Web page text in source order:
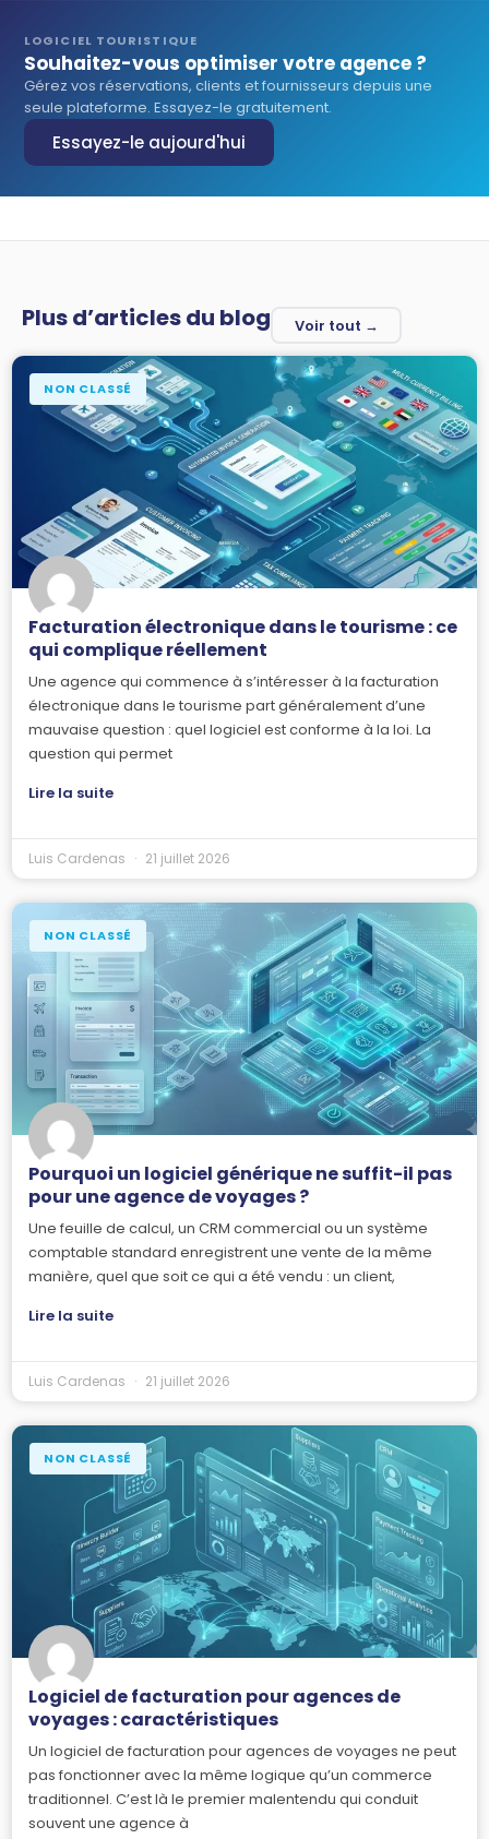
LOGICIEL TOURISTIQUE
Souhaitez-vous optimiser votre agence ?
Gérez vos réservations, clients et fournisseurs depuis une
seule plateforme. Essayez-le gratuitement.
Essayez-le aujourd'hui
Plus d’articles du blog Voir tout →
NON CLASSÉ
Facturation électronique dans le tourisme : ce
qui complique réellement
Une agence qui commence à s’intéresser à la facturation
électronique dans le tourisme part généralement d’une
mauvaise question : quel logiciel est conforme à la loi. La
question qui permet
Lire la suite
Luis Cardenas 21 juillet 2026
NON CLASSÉ
Pourquoi un logiciel générique ne suffit-il pas
pour une agence de voyages ?
Une feuille de calcul, un CRM commercial ou un système
comptable standard enregistrent une vente de la même
manière, quel que soit ce qui a été vendu : un client,
Lire la suite
Luis Cardenas 21 juillet 2026
NON CLASSÉ
Logiciel de facturation pour agences de
voyages : caractéristiques
Un logiciel de facturation pour agences de voyages ne peut
pas fonctionner avec la même logique qu’un commerce
traditionnel. C’est là le premier malentendu qui conduit
souvent une agence à